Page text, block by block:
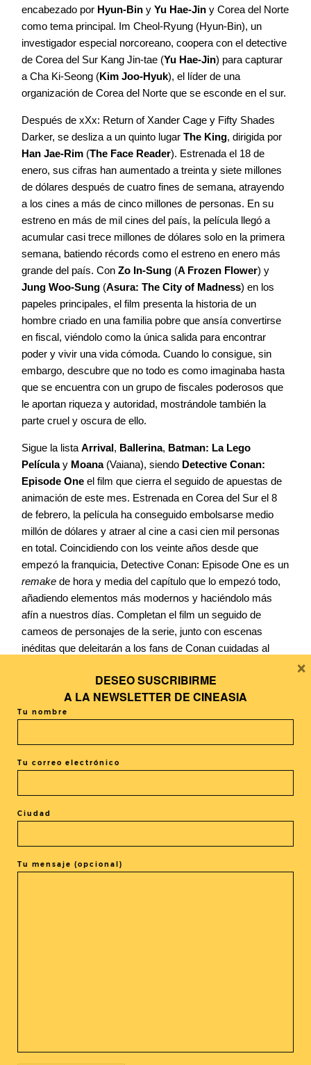
encabezado por Hyun-Bin y Yu Hae-Jin y Corea del Norte
como tema principal. Im Cheol-Ryung (Hyun-Bin), un
investigador especial norcoreano, coopera con el detective
de Corea del Sur Kang Jin-tae (Yu Hae-Jin) para capturar
a Cha Ki-Seong (Kim Joo-Hyuk), el líder de una
organización de Corea del Norte que se esconde en el sur.
Después de xXx: Return of Xander Cage y Fifty Shades
Darker, se desliza a un quinto lugar The King, dirigida por
Han Jae-Rim (The Face Reader). Estrenada el 18 de
enero, sus cifras han aumentado a treinta y siete millones
de dólares después de cuatro fines de semana, atrayendo
a los cines a más de cinco millones de personas. En su
estreno en más de mil cines del país, la película llegó a
acumular casi trece millones de dólares solo en la primera
semana, batiendo récords como el estreno en enero más
grande del país. Con Zo In-Sung (A Frozen Flower) y
Jung Woo-Sung (Asura: The City of Madness) en los
papeles principales, el film presenta la historia de un
hombre criado en una familia pobre que ansía convertirse
en fiscal, viéndolo como la única salida para encontrar
poder y vivir una vida cómoda. Cuando lo consigue, sin
embargo, descubre que no todo es como imaginaba hasta
que se encuentra con un grupo de fiscales poderosos que
le aportan riqueza y autoridad, mostrándole también la
parte cruel y oscura de ello.
Sigue la lista Arrival, Ballerina, Batman: La Lego
Películay Moana(Vaiana), siendo Detective Conan:
Episode One el film que cierra el seguido de apuestas de
animación de este mes. Estrenada en Corea del Sur el 8
de febrero, la película ha conseguido embolsarse medio
millón de dólares y atraer al cine a casi cien mil personas
en total. Coincidiendo con los veinte años desde que
empezó la franquicia, Detective Conan: Episode One es un
remake de hora y media del capítulo que lo empezó todo,
añadiendo elementos más modernos y haciéndolo más
afín a nuestros días. Completan el film un seguido de
cameos de personajes de la serie, junto con escenas
inéditas que deleitarán a los fans de Conan cuidadas al
los fans más dedicados. Teniendo en cuenta que la serie
sigue emitiéndose en Corea del Sur a día de hoy, no es de
extrañar que esta celebración en forma de película se haya
estrenarse.
DESEO SUSCRIBIRME
A LA NEWSLETTER DE CINEASIA
Tu nombre
Tu correo electrónico
Ciudad
Tu mensaje (opcional)
×